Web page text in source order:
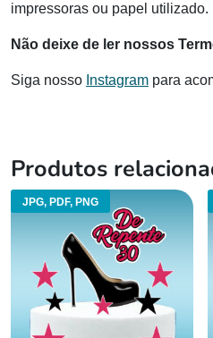
impressoras ou papel utilizado.
Não deixe de ler nossos
Siga nosso Instagram para
Produtos
JPG, PDF, PNG